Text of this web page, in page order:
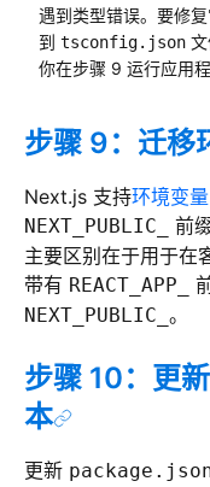
遇到类型错误。要修
到 tsconfig.json
你在步骤 9 运行应用
步骤 9：迁移
Next.js 支持环境变量
NEXT_PUBLIC_
前
主要区别在于用于在
带有 REACT_APP_
NEXT_PUBLIC_ 。
步骤 10：更新
本
更新